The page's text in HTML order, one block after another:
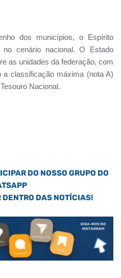
dos municípios, o Espírito
cenário nacional. O Estado
as unidades da federação, com
a classificação máxima (nota A)
Nacional.
DO NOSSO GRUPO DO
DENTRO DAS NOTÍCIAS!